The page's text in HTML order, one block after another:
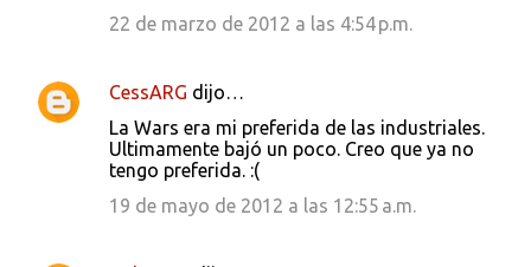
22 de marzo de 2012 a las 4:54 p.m.
CessARG dijo…
La Wars era mi preferida de las industriales.
Ultimamente bajó un poco. Creo que ya no
tengo preferida. :(
19 de mayo de 2012 a las 12:55 a.m.